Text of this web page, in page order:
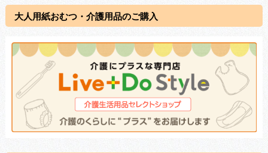
大人用紙おむつ・介護用品のご購入